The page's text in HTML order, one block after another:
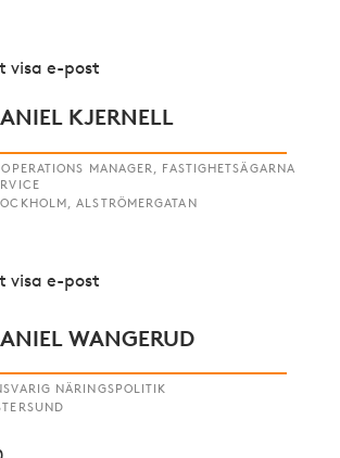
visa e-post
KJERNELL
MANAGER, FASTIGHETSÄGARNA
ALSTRÖMERGATAN
visa e-post
WANGERUD
NÄRINGSPOLITIK